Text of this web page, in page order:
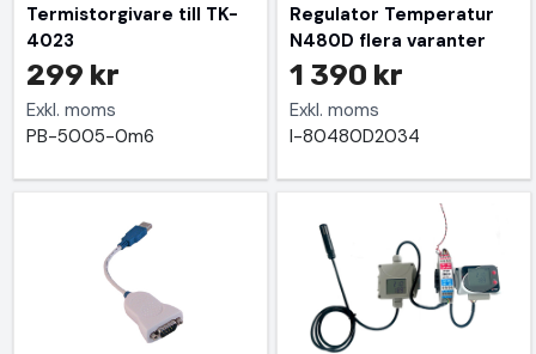
Termistorgivare till TK-
4023
299 kr
Exkl. moms
PB-5005-0m6
Regulator Temperatur
N480D flera varanter
1 390 kr
Exkl. moms
I-80480D2034